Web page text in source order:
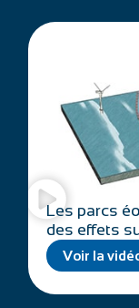
Les parcs
des effets
Voir la